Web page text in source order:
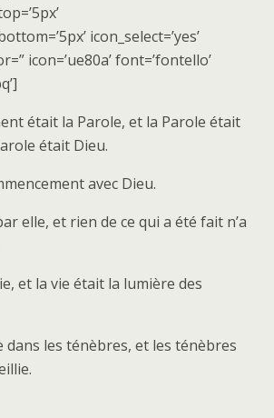
icon_select=’yes’
icon=’ue80a’ font=’fontello’
était la Parole, et la Parole était
était Dieu.
avec Dieu.
elle, et rien de ce qui a été fait n’a
et la vie était la lumière des
dans les ténèbres, et les ténèbres